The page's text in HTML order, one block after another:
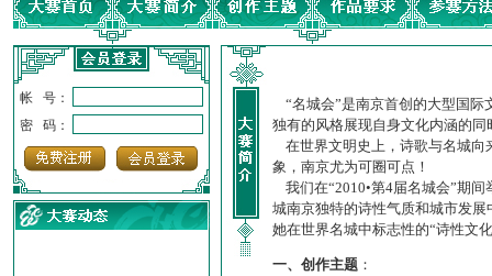
帐 号：
密 码：
“名城会”是南京首创的大型国际
独有的风格展现自身文化内涵的
在世界文明史上，诗歌与名城向
象，南京尤为可圈可点！
我们在“2010•第4届名城会”期
城南京独特的诗性气质和城市发
她在世界名城中标志性的“诗性文
一、创作主题 ：